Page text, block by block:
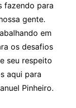
fazendo para
gente.
em
os desafios
seu respeito
aqui para
Pinheiro.